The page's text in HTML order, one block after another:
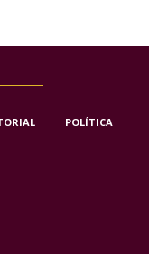
POLÍTICA